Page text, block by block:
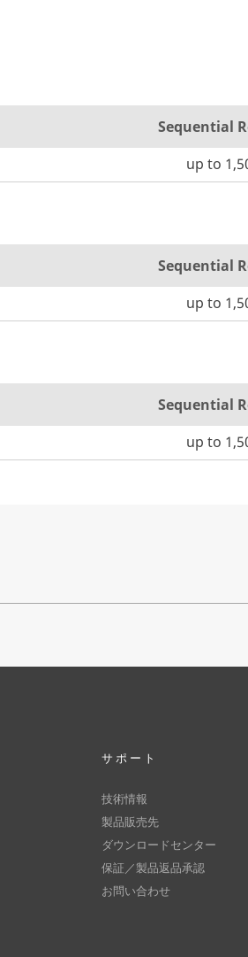
Sequential
up to
Sequential
up to
Sequential
up to
サポート
技術情報
製品販売先
ダウンロードセンター
保証／製品返品承認
お問い合わせ